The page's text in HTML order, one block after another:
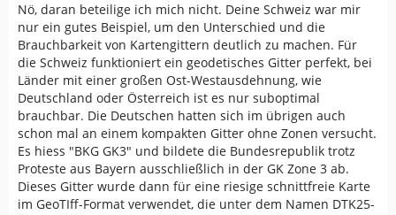
Nö, daran beteilige ich mich nicht. Deine Schweiz war mir
nur ein gutes Beispiel, um den Unterschied und die
Brauchbarkeit von Kartengittern deutlich zu machen. Für
die Schweiz funktioniert ein geodetisches Gitter perfekt, bei
Länder mit einer großen Ost-Westausdehnung, wie
Deutschland oder Österreich ist es nur suboptimal
brauchbar. Die Deutschen hatten sich im übrigen auch
schon mal an einem kompakten Gitter ohne Zonen versucht.
Es hiess "BKG GK3" und bildete die Bundesrepublik trotz
Proteste aus Bayern ausschließlich in der GK Zone 3 ab.
Dieses Gitter wurde dann für eine riesige schnittfreie Karte
im GeoTIff-Format verwendet, die unter dem Namen DTK25-